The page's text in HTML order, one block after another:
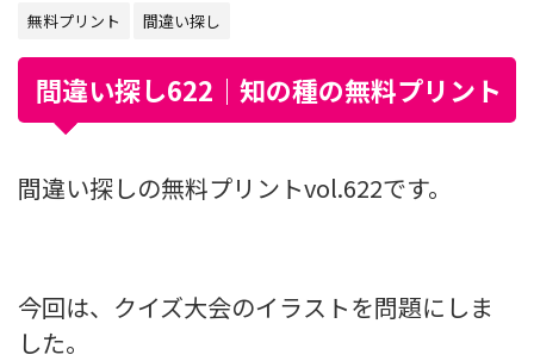
無料プリント 間違い探し
間違い探し622｜知の種の無料プリント
間違い探しの無料プリントvol.622です。
今回は、クイズ大会のイラストを問題にしま
した。